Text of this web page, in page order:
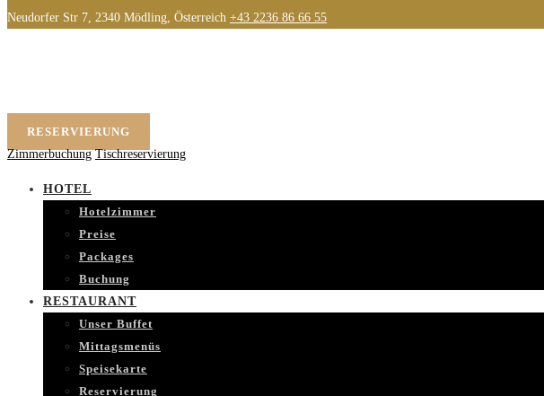
Neudorfer Str 7, 2340 Mödling, Österreich +43 2236 86 66 55
RESERVIERUNG
Zimmerbuchung Tischreservierung
HOTEL
Hotelzimmer
Preise
Packages
Buchung
RESTAURANT
Unser Buffet
Mittagsmenüs
Speisekarte
Reservierung